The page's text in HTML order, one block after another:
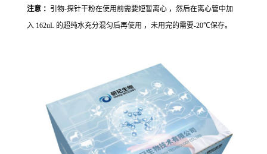
注意 ： 引物-探针干粉在使用前需要短暂离心 ，然后在离心管中加
入 162uL 的超纯水充分混匀后再使用 ，未用完的需要-20℃保存。